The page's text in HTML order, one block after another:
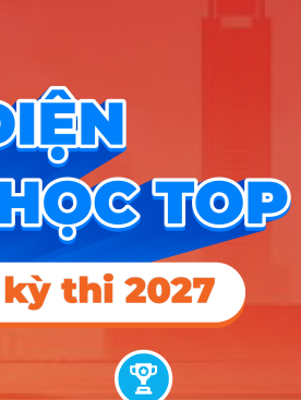
D01; D09; D10; D11;
D14; D15; X25; X78
A00; A01; C01; D01;
X01; X02; X05; X25
25.62
A00; A01; C01; D01;
X01; X02; X05; X25
25.95 25.52 24.42
A00; A01; C01; D01;
24.68
C00; C03; C04; D01;
D14; D15; X70; X74
27 25.5 24.35
A00; A01; C01; D01;
23.43 19.5
25.16 24.4